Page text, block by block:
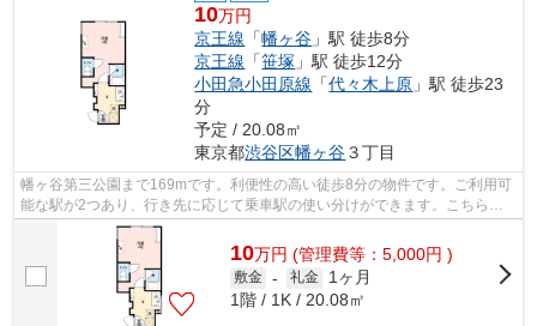
10万円
京王線 「幡ヶ谷 」駅 徒歩8分
京王線 「笹塚 」駅 徒歩12分
小田急小田原線 「代々木上原 」駅 徒歩23
分
予定 / 20.08㎡
東京都渋谷区幡ヶ谷３丁目
幡ヶ谷第三公園まで169mです。利便性の高い徒歩8分の物件です。ご利用可
能な駅が2つあり、行き先に応じて乗車駅の使い分けができます。こちらの
物件はアパートです。渋谷区エリアにあ...
10万円 (管理費等：5,000円 )
敷金 - 礼金
1ヶ月
1階 / 1K / 20.08㎡